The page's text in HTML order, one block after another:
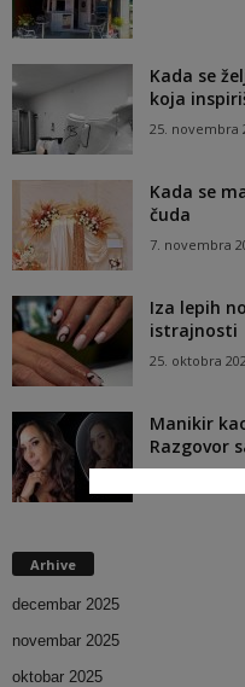
Kada se
koja
25. novembra
Kada se
čuda
7. novembra
Iza lepih
istrajnosti
25. oktobra
Manikir
Razgovor
Arhive
decembar 2025
novembar 2025
oktobar 2025